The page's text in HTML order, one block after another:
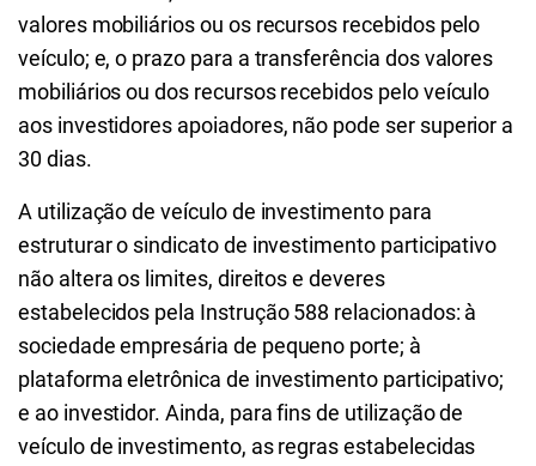
valores mobiliários ou os recursos recebidos pelo
veículo; e, o prazo para a transferência dos valores
mobiliários ou dos recursos recebidos pelo veículo
aos investidores apoiadores, não pode ser superior a
30 dias.
A utilização de veículo de investimento para
estruturar o sindicato de investimento participativo
não altera os limites, direitos e deveres
estabelecidos pela Instrução 588 relacionados: à
sociedade empresária de pequeno porte; à
plataforma eletrônica de investimento participativo;
e ao investidor. Ainda, para fins de utilização de
veículo de investimento, as regras estabelecidas